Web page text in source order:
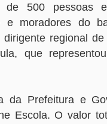
500 pessoas
e moradores do
regional de
que
da Prefeitura e
Escola. O valor